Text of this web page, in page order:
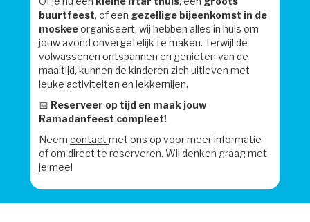
buurtfeest, of een gezellige bijeenkomst in de
moskeeorganiseert, wij hebben alles in huis om
jouw avond onvergetelijk te maken. Terwijl de
volwassenen ontspannen en genieten van de
maaltijd, kunnen de kinderen zich uitleven met
leuke activiteiten en lekkernijen.
📅 Reserveer op tijd en maak jouw
Ramadanfeest compleet!
Neem contact met ons op voor meer informatie
of om direct te reserveren. Wij denken graag met
je mee!